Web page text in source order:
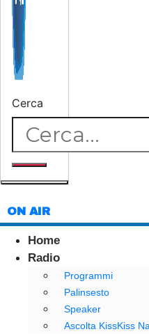
Cerca
ON AIR
Home
Radio
Programmi
Palinsesto
Speaker
Ascolta KissKiss